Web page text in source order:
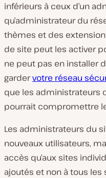
inférieurs à ceux d’un
qu’administrateur du
thèmes et des
de site peut les activer
ne peut pas en installer
gardervotre réseau
que les administrateurs
pourrait compromettre
Les administrateurs du
nouveaux utilisateurs,
accès qu’aux sites
ajoutés et non à tous les